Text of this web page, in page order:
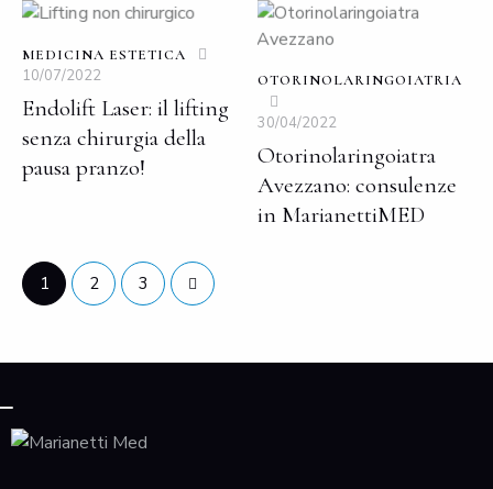
MEDICINA ESTETICA
10/07/2022
Endolift Laser: il lifting
senza chirurgia della
pausa pranzo!
OTORINOLARINGOIATRIA
30/04/2022
Otorinolaringoiatra
Avezzano: consulenze
in MarianettiMED
1 2 3